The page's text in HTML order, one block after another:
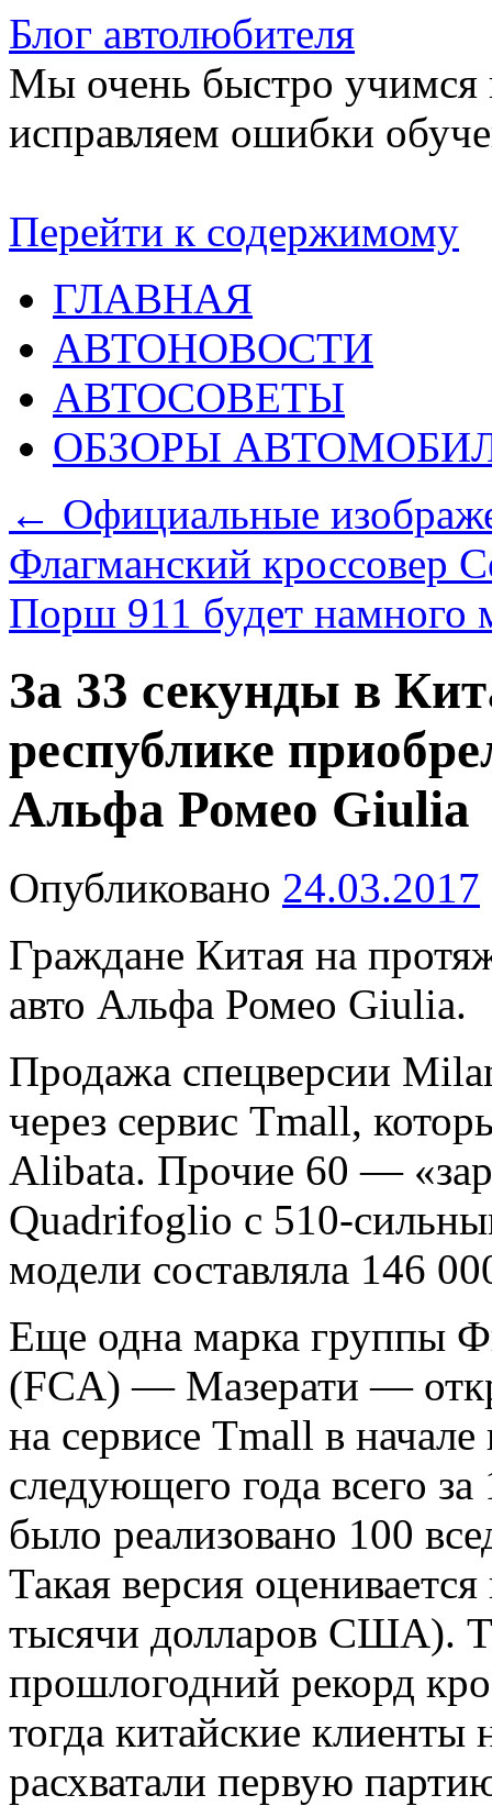
Блог автолюбителя
Мы очень быстро учимся
исправляем ошибки
Перейти к содержимому
ГЛАВНАЯ
АВТОНОВОСТИ
АВТОСОВЕТЫ
ОБЗОРЫ
← Официальные
Флагманский кроссовер
Порш 911 будет
За 33 секунды в
республике
Альфа Ромео Giulia
Опубликовано 24.03.2017
Граждане Китая на
авто Альфа Ромео Giulia.
Продажа спецверсии
через сервис Tmall,
Alibata. Прочие 60 —
Quadrifoglio с 510-
модели составляла 146
Еще одна марка группы
(FCA) — Мазерати —
на сервисе Tmall в
следующего года всего
было реализовано 100
Такая версия
тысячи долларов США).
прошлогодний рекорд
тогда китайские
расхватали первую